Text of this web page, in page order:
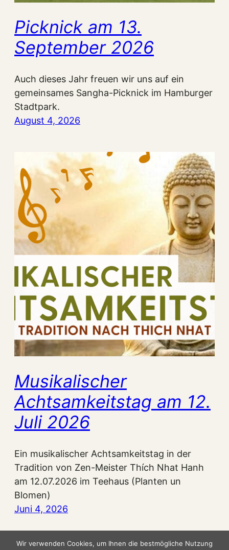
Picknick am 13.
September 2026
Auch dieses Jahr freuen wir uns auf ein
gemeinsames Sangha-Picknick im Hamburger
Stadtpark.
August 4, 2026
Musikalischer
Achtsamkeitstag am 12.
Juli 2026
Ein musikalischer Achtsamkeitstag in der
Tradition von Zen-Meister Thích Nhat Hanh
am 12.07.2026 im Teehaus (Planten un
Blomen)
Juni 4, 2026
Wir verwenden Cookies, um Ihnen die bestmögliche Nutzung